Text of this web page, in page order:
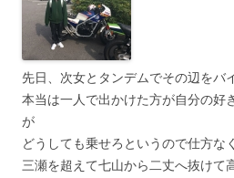
先日、次女とタンデムでその辺をバ
本当は一人で出かけた方が自分の好
が
どうしても乗せろというので仕方な
三瀬を超えて七山から二丈へ抜けて